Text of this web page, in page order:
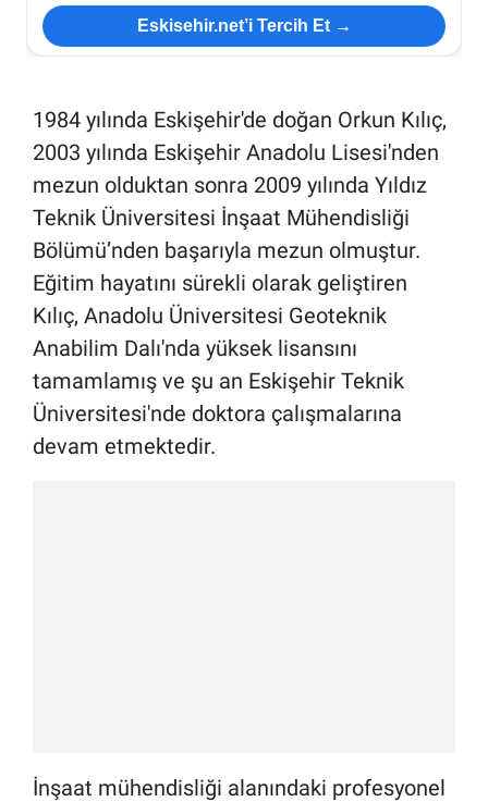
Eskisehir.net’i Tercih Et →
1984 yılında Eskişehir'de doğan Orkun Kılıç,
2003 yılında Eskişehir Anadolu Lisesi'nden
mezun olduktan sonra 2009 yılında Yıldız
Teknik Üniversitesi İnşaat Mühendisliği
Bölümü’nden başarıyla mezun olmuştur.
Eğitim hayatını sürekli olarak geliştiren
Kılıç, Anadolu Üniversitesi Geoteknik
Anabilim Dalı'nda yüksek lisansını
tamamlamış ve şu an Eskişehir Teknik
Üniversitesi'nde doktora çalışmalarına
devam etmektedir.
İnşaat mühendisliği alanındaki profesyonel
Eskişehir Hava Durumu
Eskişehir Tramvay Saatleri
Eskişehir Otobüs Saatleri